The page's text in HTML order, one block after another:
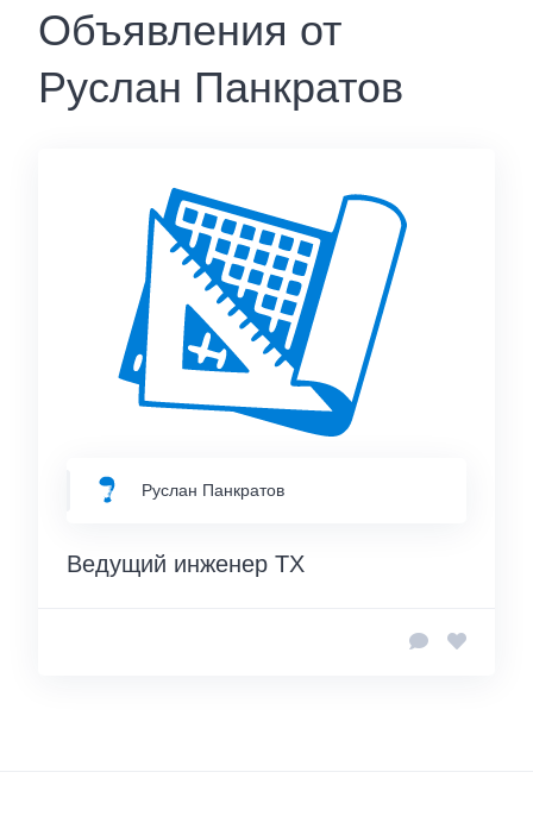
Объявления от
Руслан Панкратов
Руслан Панкратов
Ведущий инженер ТХ